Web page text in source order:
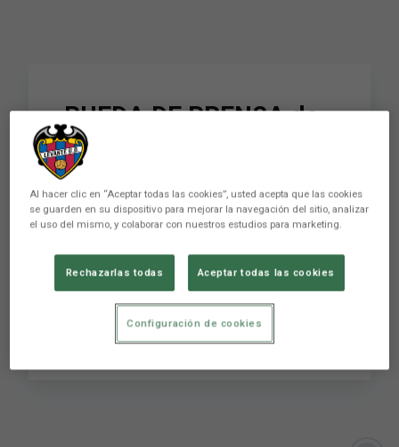
RUEDA DE PRENSA de
SANTI TRIGUERO
previa al encuentro
ante el Costa Adeje
Conviértete en miembro de este canal para
disfrutar de ventajas: ...
Al hacer clic en “Aceptar todas las cookies”, usted acepta que las cookies
se guarden en su dispositivo para mejorar la navegación del sitio, analizar
el uso del mismo, y colaborar con nuestros estudios para marketing.
Rechazarlas todas Aceptar todas las cookies
Configuración de cookies